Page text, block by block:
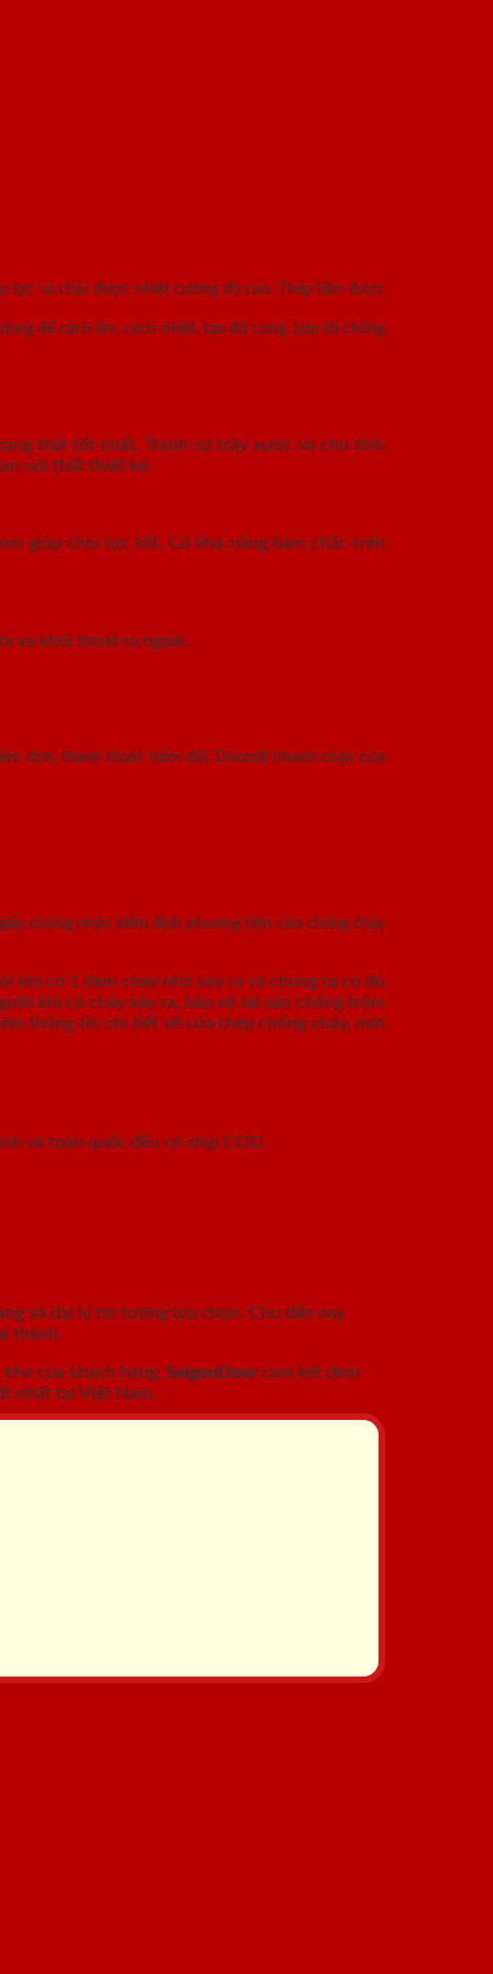
lực và chịu được nhiệt cường độ cao. Thép tấm được
để cách âm, cách nhiệt, tạo độ cứng. Lớp lõi chống
thái tốt nhất. Tránh sự trầy xước và cho tính
nội thất thiết kế.
giúp chịu lực tốt. Có khả năng bám chắc trên
và khói thoát ra ngoài.
đơn, thanh thoát hiểm đôi, Doorsill (thanh chặn cửa
chứng nhận kiểm định phương tiện cửa chống cháy
khi có 1 đám cháy nhỏ xảy ra và chúng ta có đủ
khi có cháy xảy ra, bảo vệ tài sản chống trộm
thông tin chi tiết về cửa thép chống cháy, mời
và toàn quốc đều có ship COD.
và đại lý tin tưởng lựa chọn. Cho đến nay
thành.
của khách hàng. SaigonDoor cam kết đem
nhất tại Việt Nam.